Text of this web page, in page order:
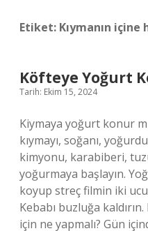
Etiket: Kıymanın
Köfteye Yoğurt
Tarih: Ekim 15, 2024
Kiymaya yoğurt konur
kıymayı, soğanı,
kimyonu, karabiberi,
yoğurmaya başlayın.
koyup streç filmin iki
Kebabı buzluğa
için ne yapmalı? Gün